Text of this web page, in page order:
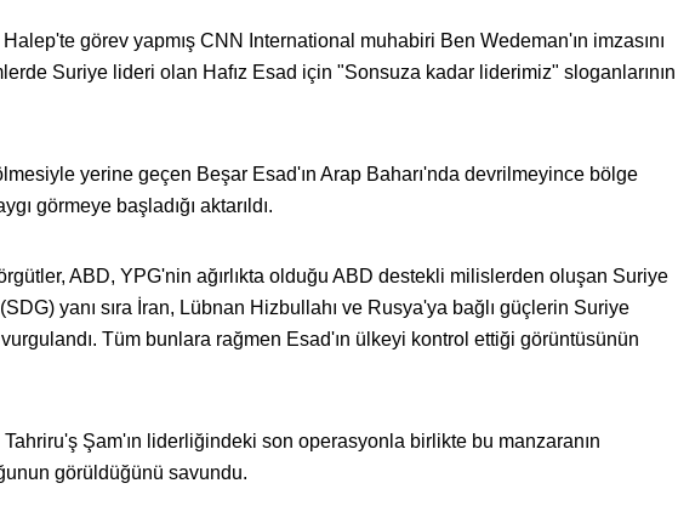
görev yapmış CNN International muhabiri Ben Wedeman'ın imzasını
Suriye lideri olan Hafız Esad için "Sonsuza kadar liderimiz" sloganlarının
yerine geçen Beşar Esad'ın Arap Baharı'nda devrilmeyince bölge
görmeye başladığı aktarıldı.
ABD, YPG'nin ağırlıkta olduğu ABD destekli milislerden oluşan Suriye
yanı sıra İran, Lübnan Hizbullahı ve Rusya'ya bağlı güçlerin Suriye
vurgulandı. Tüm bunlara rağmen Esad'ın ülkeyi kontrol ettiği görüntüsünün
Şam'ın liderliğindeki son operasyonla birlikte bu manzaranın
görüldüğünü savundu.